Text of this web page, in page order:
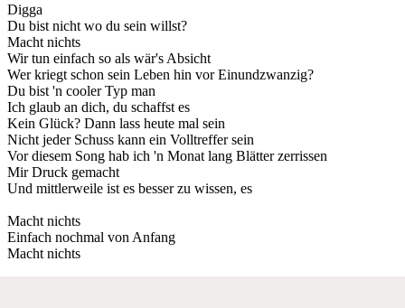
Digga
Du bist nicht wo du sein willst?
Macht nichts
Wir tun einfach so als wär's Absicht
Wer kriegt schon sein Leben hin vor Einundzwanzig?
Du bist 'n cooler Typ man
Ich glaub an dich, du schaffst es
Kein Glück? Dann lass heute mal sein
Nicht jeder Schuss kann ein Volltreffer sein
Vor diesem Song hab ich 'n Monat lang Blätter zerrissen
Mir Druck gemacht
Und mittlerweile ist es besser zu wissen, es
Macht nichts
Einfach nochmal von Anfang
Macht nichts